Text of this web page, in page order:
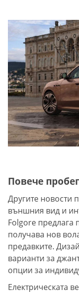
Повече
Другите новости
външния вид и
Folgore предлага
получава нов
предавките.
варианти за
опции за
Електрическата